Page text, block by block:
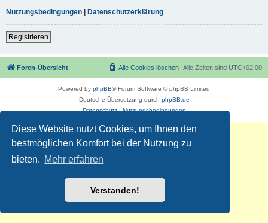
Diese Website nutzt Cookies, um Ihnen den
bestmöglichen Komfort bei der Nutzung zu
bieten. Mehr erfahren
Verstanden!
Nutzungsbedingungen | Datenschutzerklärung
Registrieren
Foren-Übersicht Alle Zeiten sind UTC+02:00
Alle Cookies löschen
Powered by phpBB® Forum Software © phpBB Limited
Deutsche Übersetzung durch phpBB.de
Datenschutz|Nutzungsbedingungen